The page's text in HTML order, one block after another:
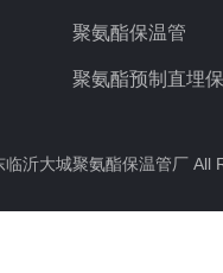
聚氨酯保温管
聚氨酯发泡保温管
沂大城聚氨酯保温管厂